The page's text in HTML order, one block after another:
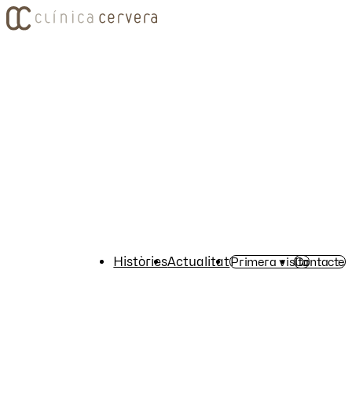
HistòriesActualitatPrimera visitaContacte